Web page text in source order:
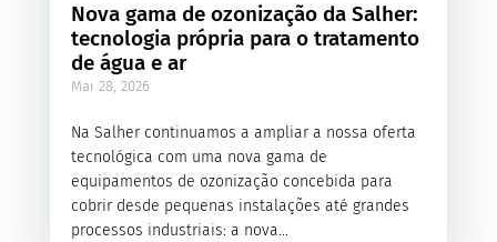
Nova gama de ozonização da Salher:
tecnologia própria para o tratamento
de água e ar
Mai 28, 2026
Na Salher continuamos a ampliar a nossa oferta
tecnológica com uma nova gama de
equipamentos de ozonização concebida para
cobrir desde pequenas instalações até grandes
processos industriais: a nova...